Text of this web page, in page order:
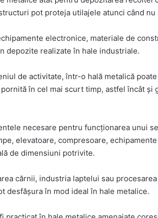
pot proteja utilajele atunci când
electronice, materiale de
depozite realizate în hale industriale.
de activitate, într-o hală metalică
în cel mai scurt timp, astfel încât și
necesare pentru funcționarea unui
elevatoare, compresoare,
de dimensiuni potrivite.
cărnii, industria laptelui sau
desfășura în mod ideal în hale metalice.